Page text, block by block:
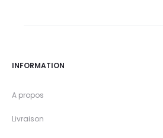
INFORMATION
A propos
Livraison